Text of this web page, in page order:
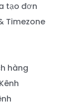
tạo đơn
Timezone
hàng